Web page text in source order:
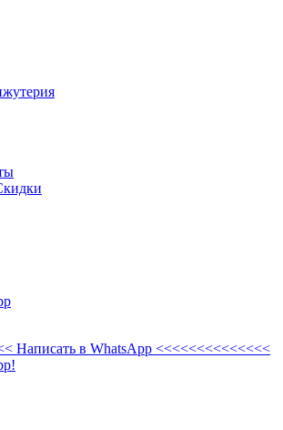
Написать в WhatsApp <<<<<<<<<<<<<<